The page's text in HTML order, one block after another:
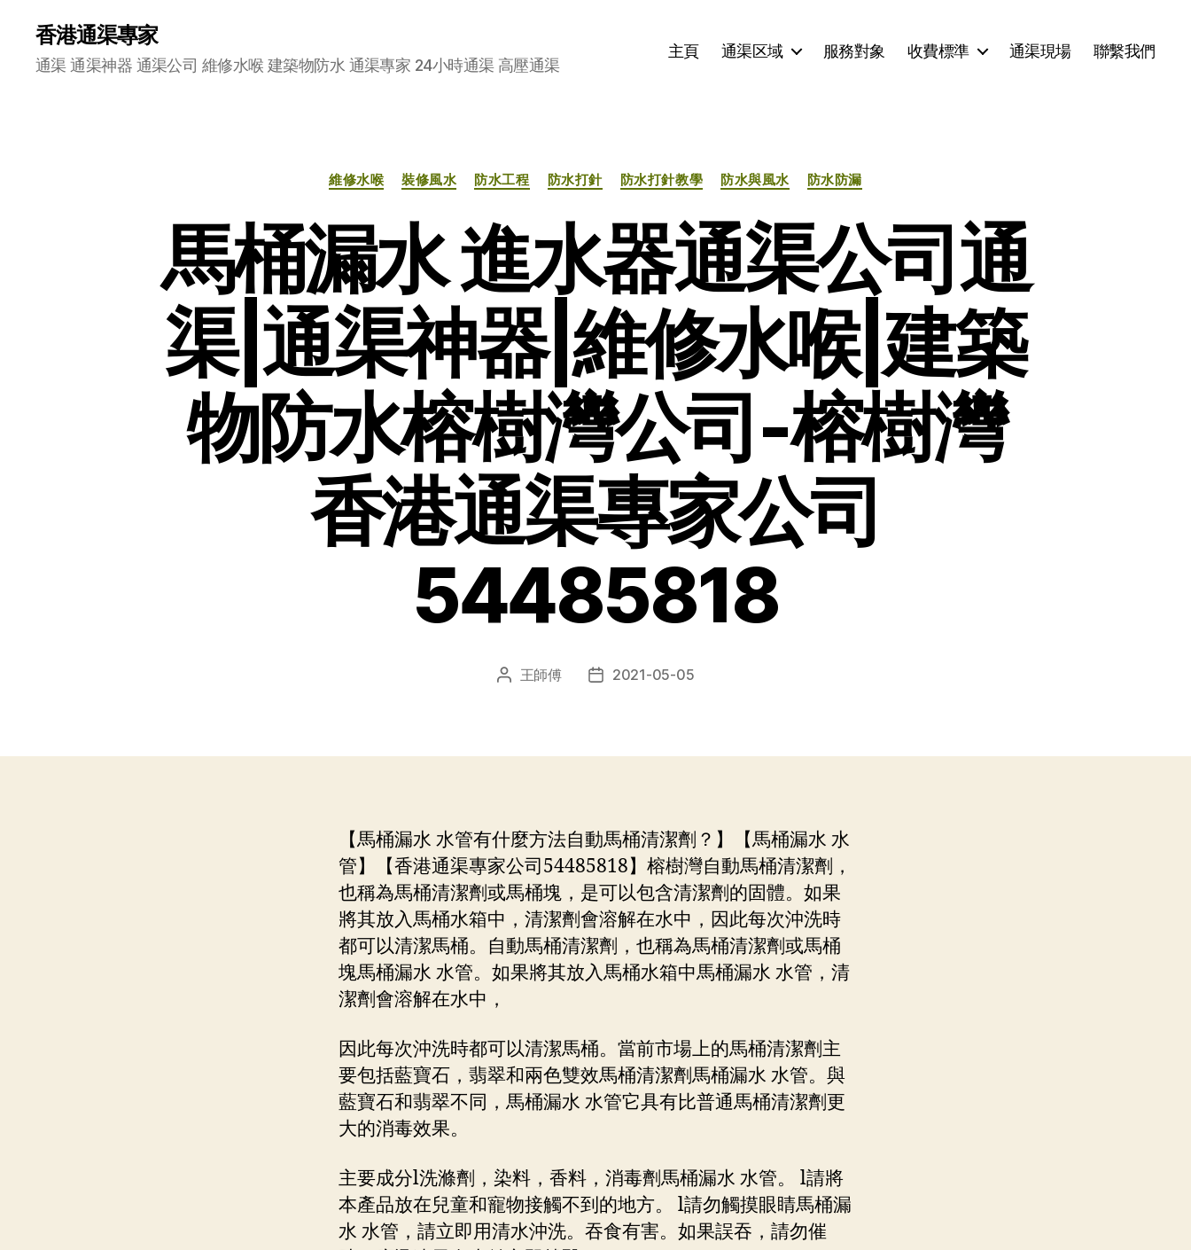
香港通渠專家
通渠 通渠神器 通渠公司 維修水喉 建築物防水 通渠專家 24小時通渠 高壓通渠
主頁 通渠区域 服務對象 收費標準 通渠現場 聯繫我們
分
类
維修水喉 裝修風水 防水工程 防水打針 防水打針教學 防水與風水 防水防漏
馬桶漏水 進水器通渠公司通
渠|通渠神器|維修水喉|建築
物防水榕樹灣公司-榕樹灣
香港通渠專家公司
54485818
文 王師傅
发 2021-05-05
【馬桶漏水 水管有什麼方法自動馬桶清潔劑？】【馬桶漏水 水
管】【香港通渠專家公司54485818】榕樹灣自動馬桶清潔劑，
也稱為馬桶清潔劑或馬桶塊，是可以包含清潔劑的固體。如果
將其放入馬桶水箱中，清潔劑會溶解在水中，因此每次沖洗時
都可以清潔馬桶。自動馬桶清潔劑，也稱為馬桶清潔劑或馬桶
塊馬桶漏水 水管。如果將其放入馬桶水箱中馬桶漏水 水管，清
潔劑會溶解在水中，
因此每次沖洗時都可以清潔馬桶。當前市場上的馬桶清潔劑主
要包括藍寶石，翡翠和兩色雙效馬桶清潔劑馬桶漏水 水管。與
藍寶石和翡翠不同，馬桶漏水 水管它具有比普通馬桶清潔劑更
大的消毒效果。
主要成分l洗滌劑，染料，香料，消毒劑馬桶漏水 水管。 l請將
本產品放在兒童和寵物接觸不到的地方。 l請勿觸摸眼睛馬桶漏
水 水管，請立即用清水沖洗。吞食有害。如果誤吞，請勿催